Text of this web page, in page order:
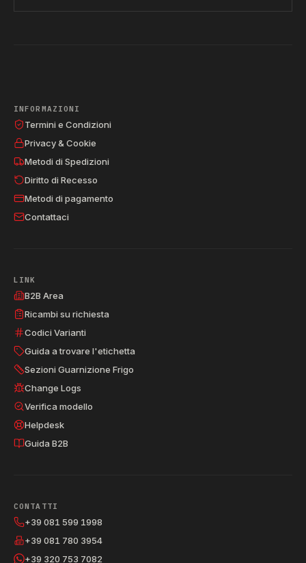
INFORMAZIONI
Termini e Condizioni
Privacy & Cookie
Metodi di Spedizioni
Diritto di Recesso
Metodi di pagamento
Contattaci
LINK
B2B Area
Ricambi su richiesta
Codici Varianti
Guida a trovare l'etichetta
Sezioni Guarnizione Frigo
Change Logs
Verifica modello
Helpdesk
Guida B2B
CONTATTI
+39 081 599 1998
+39 081 780 3954
+39 320 753 7082